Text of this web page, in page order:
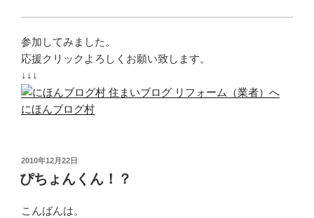
参加してみました。
応援クリックよろしくお願い致します。
↓↓↓
にほんブログ村
投
稿
日:
2010年12月22日
ぴちょんくん！？
こんばんは。